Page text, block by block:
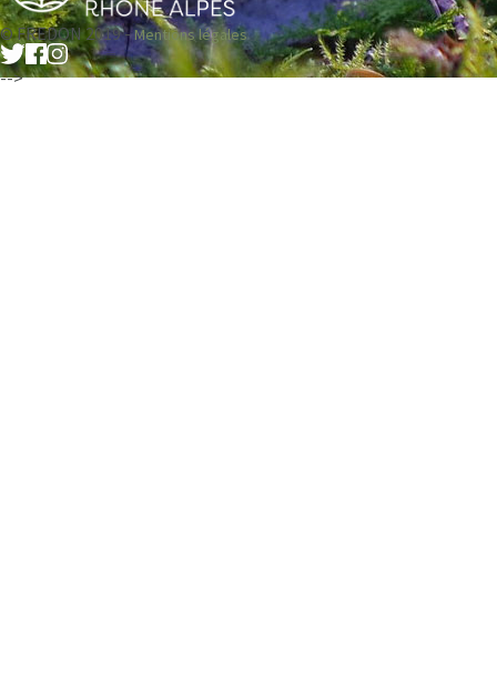
© FREDON 2019 -Mentions légales
-->